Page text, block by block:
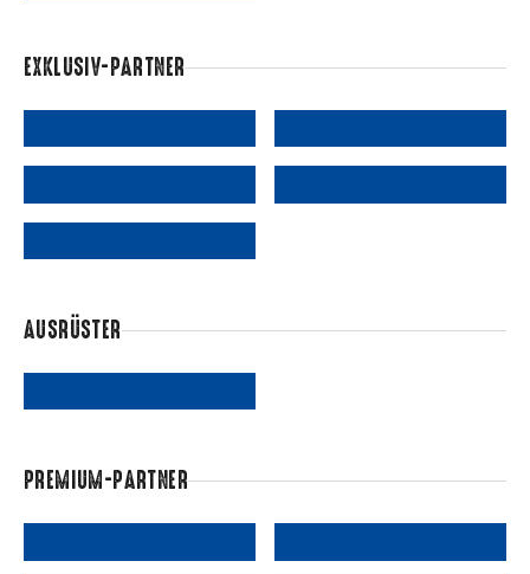
EXKLUSIV-PARTNER
AUSRÜSTER
PREMIUM-PARTNER